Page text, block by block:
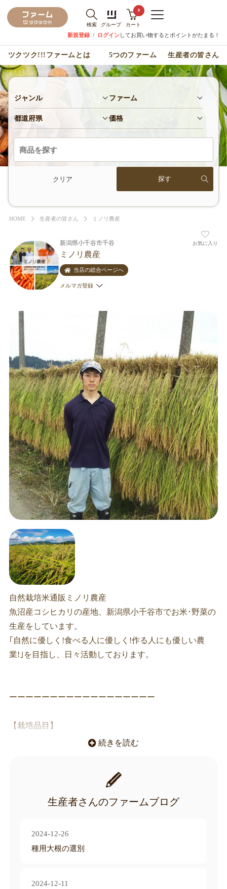
検索 グループ
0
カート
新規登録 / ログインしてお買い物するとポイントがたまる！
ツクツク!!!ファームとは 5つのファーム 生産者の皆さん
ジャンル ファーム
都道府県 価格
クリア
HOME 生産者の皆さん ミノリ農産
新潟県小千谷市千谷
ミノリ農産
当店の総合ページへ
メルマガ登録
お気に入り
自然栽培米通販ミノリ農産
魚沼産コシヒカリの産地、新潟県小千谷市でお米･野菜の
生産をしています。
｢自然に優しく!食べる人に優しく!作る人にも優しい農
業!｣を目指し、日々活動しております。
ーーーーーーーーーーーーーーーーーー
【栽培品目】
･ジャガイモ
続きを読む
生産者さんのファームブログ
2024-12-26
種用大根の選別
2024-12-11